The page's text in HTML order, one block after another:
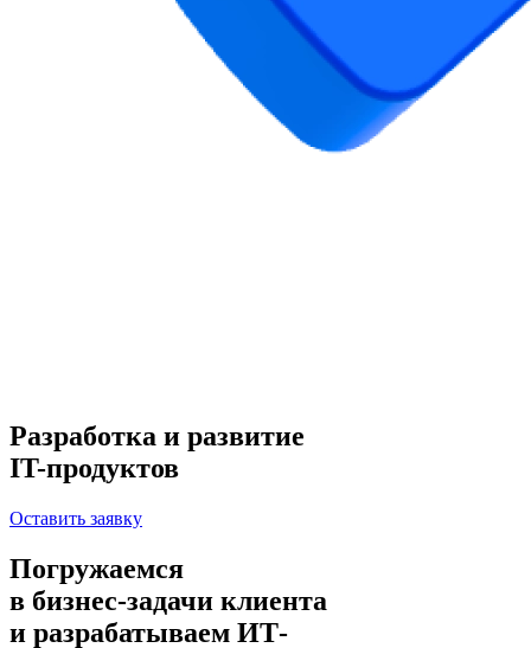
Разработка и развитие
IT-продуктов
Оставить заявку
Погружаемся
в бизнес-задачи клиента
и разрабатываем ИТ-